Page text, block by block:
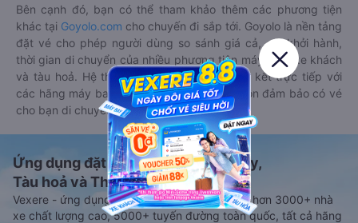
Bên cạnh đó, bạn có thể tham khảo thêm các phương tiện
khác tại Goyolo.com cho chuyến đi sắp tới. Goyolo là nền tảng
đặt vé cho phép người dùng so sánh giá cả, giờ khởi hành,
thời gian di chuyển của nhiều phương tiện máy bay, xe khách
và tàu hoả. Hệ thống của Goyolo được liên kết trực tiếp với
các hãng máy bay, xe khách và tàu hoả, luôn đảm bảo có vé
cho bạn di chuyển.
Ứng dụng đặt vé Xe khách, Máy bay,
Tàu hoả và Thuê xe
Vexere - ứng dụng đặt vé đa phương tiện với hơn 3000+ nhà
xe chất lượng cao, 5000+ tuyến đường toàn quốc, tất cả hãng